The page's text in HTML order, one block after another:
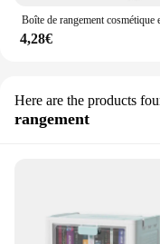
4,28€
Here are the products
rangement